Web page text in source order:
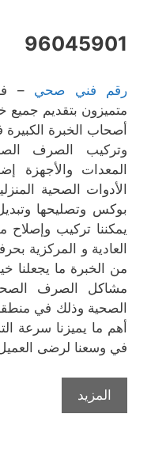
96045901
رقم فني صحي –
متميزون بتقديم
أصحاب الخبرة
وتركيب الصرف
المعدات والأجهزة
الأدوات الصحية
بوكس وتصليحها
يمكننا تركيب
العادية و المركزية
من الخبرة ما يجعلنا
مشاكل الصرف
الصحية وذلك في
أهم ما يميزنا سرعة
في وسعنا لرضى
المزيد